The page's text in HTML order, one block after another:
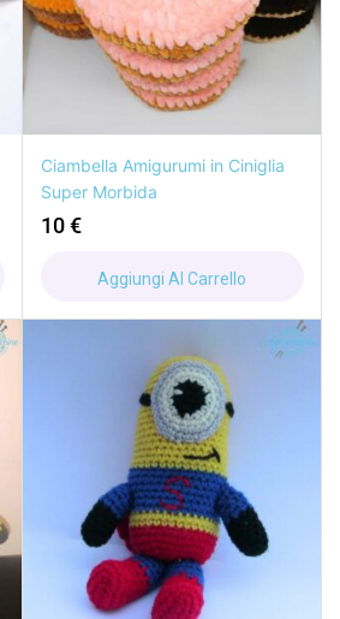
Ciambella Amigurumi in Ciniglia
Super Morbida
10€
Aggiungi Al Carrello